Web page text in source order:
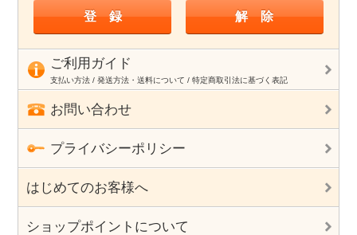
ご利用ガイド
支払い方法 / 発送方法・送料について / 特定商取引法に基づく表記
お問い合わせ
プライバシーポリシー
はじめてのお客様へ
ショップポイントについて